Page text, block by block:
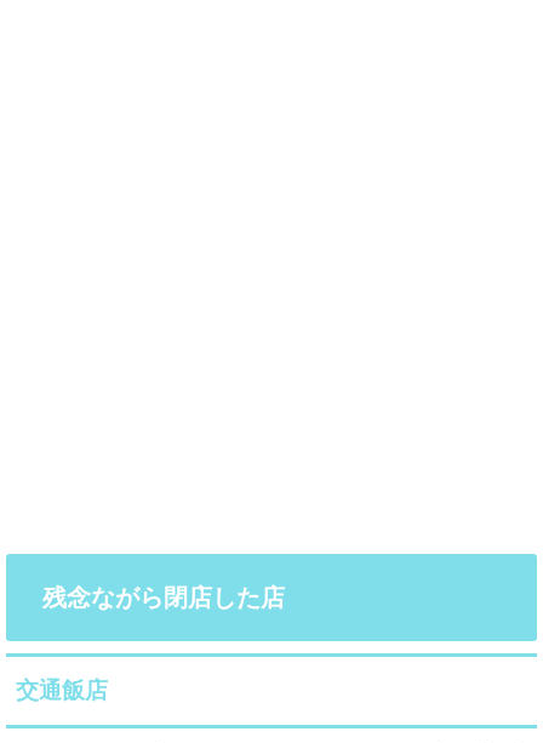
残念ながら閉店した店
交通飯店